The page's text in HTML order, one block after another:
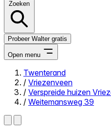
Zoeken
Probeer Walter gratis
Open menu
Close menu
Twenterand
/ Vriezenveen
/ Verspreide huizen
/ Weitemansweg 39